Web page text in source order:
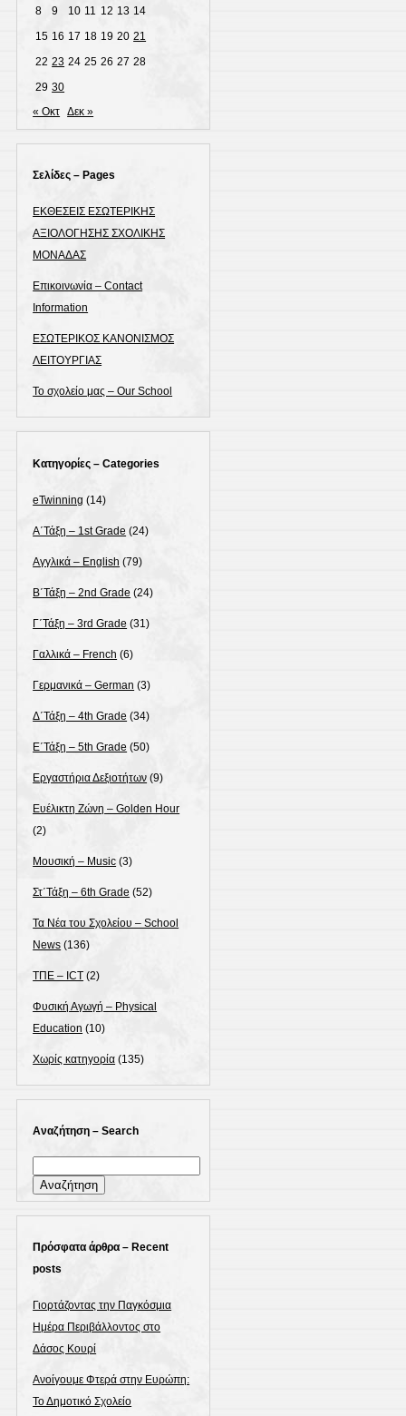
8 9 10 11 12 13 14
15 16 17 18 19 20 21
22 23 24 25 26 27 28
29 30
« Οκτ Δεκ »
Σελίδες – Pages
ΕΚΘΕΣΕΙΣ ΕΣΩΤΕΡΙΚΗΣ
ΑΞΙΟΛΟΓΗΣΗΣ ΣΧΟΛΙΚΗΣ
ΜΟΝΑΔΑΣ
Επικοινωνία – Contact
Information
ΕΣΩΤΕΡΙΚΟΣ ΚΑΝΟΝΙΣΜΟΣ
ΛΕΙΤΟΥΡΓΙΑΣ
Το σχολείο μας – Our School
Κατηγορίες – Categories
eTwinning (14)
Α΄Τάξη – 1st Grade (24)
Αγγλικά – English (79)
Β΄Τάξη – 2nd Grade (24)
Γ΄Τάξη – 3rd Grade (31)
Γαλλικά – French (6)
Γερμανικά – German (3)
Δ΄Τάξη – 4th Grade (34)
Ε΄Τάξη – 5th Grade (50)
Εργαστήρια Δεξιοτήτων (9)
Ευέλικτη Ζώνη – Golden Hour
(2)
Μουσική – Music (3)
Στ΄Τάξη – 6th Grade (52)
Τα Νέα του Σχολείου – School
News (136)
ΤΠΕ – ICT (2)
Φυσική Αγωγή – Physical
Education (10)
Χωρίς κατηγορία (135)
Αναζήτηση – Search
για:
Πρόσφατα άρθρα – Recent
posts
Γιορτάζοντας την Παγκόσμια
Ημέρα Περιβάλλοντος στο
Δάσος Κουρί
Ανοίγουμε Φτερά στην Ευρώπη:
Το Δημοτικό Σχολείο